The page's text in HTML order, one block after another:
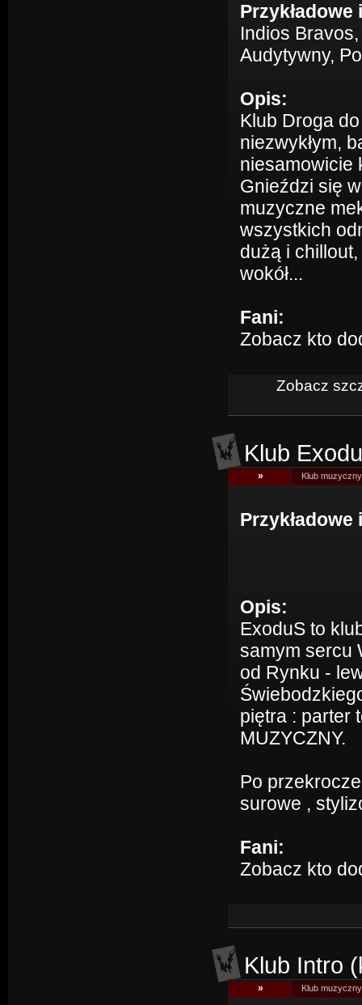
Przykładowe
Indios
Audytywny,
Opis:
Klub Droga
niezwykłym,
niesamowicie
Gnieździ się
muzyczne
wszystkich
dużą i
wokół...
Fani:
Zobacz kto
Zobacz
Klub
» Klub
Przykładowe
Opis:
ExoduS to
samym sercu
od Rynku -
piętra : parter
MUZYCZNY.
Po
surowe ,
Fani:
Zobacz kto
Klub Intro
» Klub